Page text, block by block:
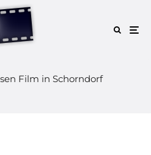
Film in Schorndorf